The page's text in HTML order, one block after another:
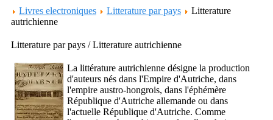
Livres electroniques Litterature par pays
Litterature
autrichienne
Litterature par pays / Litterature autrichienne
La littérature autrichienne désigne la production
d'auteurs nés dans l'Empire d'Autriche, dans
l'empire austro-hongrois, dans l'éphémère
République d'Autriche allemande ou dans
l'actuelle République d'Autriche. Comme